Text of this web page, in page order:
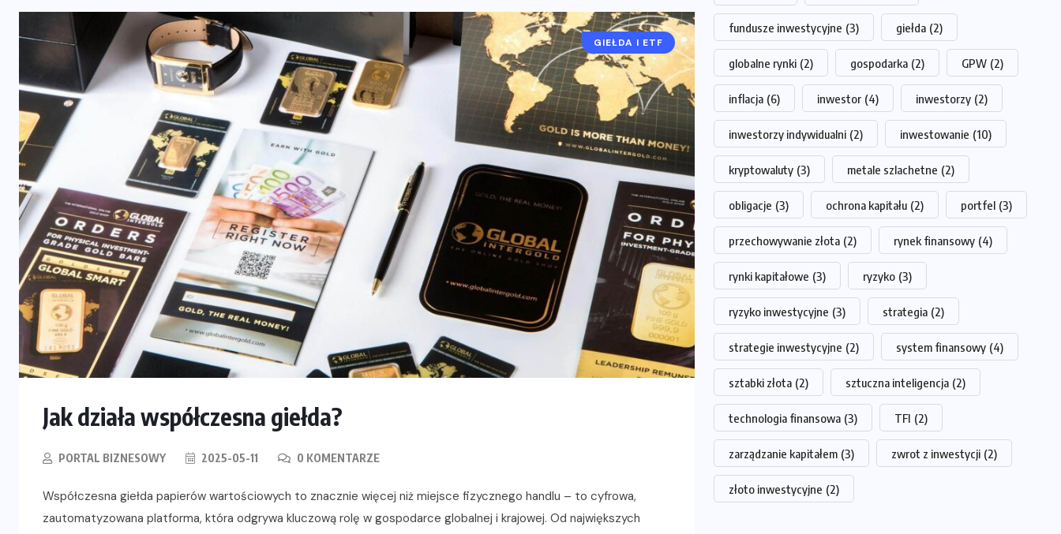
GIEŁDA I ETF
Jak działa współczesna giełda?
PORTAL BIZNESOWY 2025-05-11 0 KOMENTARZE
Współczesna giełda papierów wartościowych to znacznie więcej niż miejsce fizycznego handlu – to cyfrowa,
zautomatyzowana platforma, która odgrywa kluczową rolę w gospodarce globalnej i krajowej. Od największych
fundusze inwestycyjne (3) giełda (2)
globalne rynki (2) gospodarka (2) GPW (2)
inflacja (6) inwestor (4) inwestorzy (2)
inwestorzy indywidualni (2) inwestowanie (10)
kryptowaluty (3) metale szlachetne (2)
obligacje (3) ochrona kapitału (2) portfel (3)
przechowywanie złota (2) rynek finansowy (4)
rynki kapitałowe (3) ryzyko (3)
ryzyko inwestycyjne (3) strategia (2)
strategie inwestycyjne (2) system finansowy (4)
sztabki złota (2) sztuczna inteligencja (2)
technologia finansowa (3) TFI (2)
zarządzanie kapitałem (3) zwrot z inwestycji (2)
złoto inwestycyjne (2)